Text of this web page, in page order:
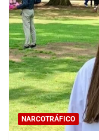
NARCOTRÁFICO